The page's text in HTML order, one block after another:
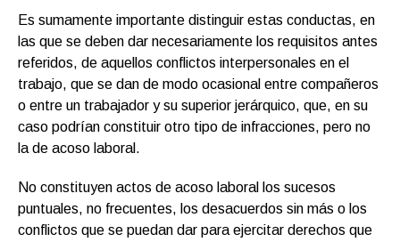
Es sumamente importante distinguir estas conductas, en
las que se deben dar necesariamente los requisitos antes
referidos, de aquellos conflictos interpersonales en el
trabajo, que se dan de modo ocasional entre compañeros
o entre un trabajador y su superior jerárquico, que, en su
caso podrían constituir otro tipo de infracciones, pero no
la de acoso laboral.
No constituyen actos de acoso laboral los sucesos
puntuales, no frecuentes, los desacuerdos sin más o los
conflictos que se puedan dar para ejercitar derechos que